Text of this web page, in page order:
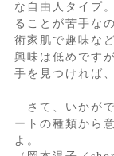
な自由人タイプ
ることが苦手な
術家肌で趣味な
興味は低めです
手を見つければ
さて、いかが
ートの種類から
よ。